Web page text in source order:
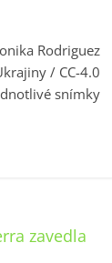
Rodriguez
/ CC-4.0
snímky
zavedla